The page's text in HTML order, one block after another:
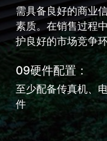
需具备良好的商业
素质。在销售过程
护良好的市场竞争
09硬件配置：
至少配备传真机、
件